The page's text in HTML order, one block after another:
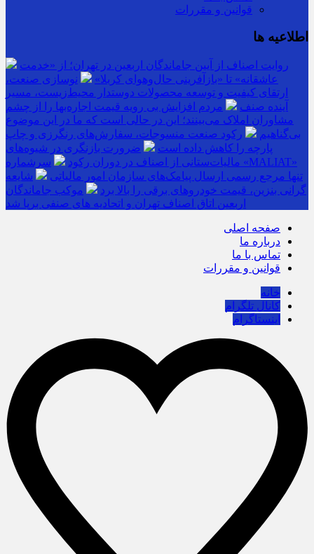
قوانین و مقررات
اطلاعیه ها
روایت اصناف از آیین جاماندگان اربعین در تهران؛ از «خدمت
عاشقانه» تا «بازآفرینی حال‌وهوای کربلا»
نوسازی صنعت،
ارتقای کیفیت و توسعه محصولات دوستدار محیط‌زیست، مسیر
آینده صنف
مردم افزایش بی رویه قیمت اجاره‌بها را از چشم
مشاوران املاک می‌بینند؛ این در حالی است که ما در این موضوع
بی‌گناهیم
رکود صنعت منسوجات، سفارش‌های رنگرزی و چاپ
پارچه را کاهش داده است
ضرورت بازنگری در شیوه‌های
مالیات‌ستانی از اصناف در دوران رکود
سرشماره «MALIAT»
تنها مرجع رسمی ارسال پیامک‌های سازمان امور مالیاتی
شایعه
گرانی بنزین، قیمت خودروهای برقی را بالا برد
موکب جاماندگان
اربعین اتاق اصناف تهران و اتحادیه های صنفی برپا شد
صفحه اصلی
درباره ما
تماس با ما
قوانین و مقررات
خانه
کانال تلگرام
اینستاگرام